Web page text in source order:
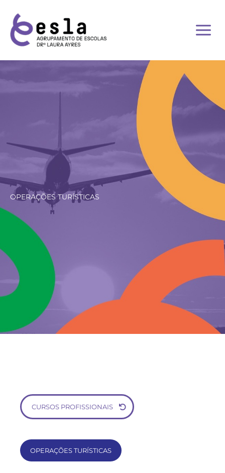
content
OPERAÇÕES TURÍSTICAS
CURSOS PROFISSIONAIS
OPERAÇÕES TURÍSTICAS